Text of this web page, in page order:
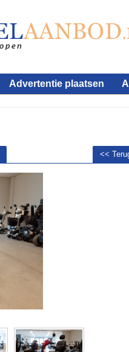
Advertentie plaatsen
<<